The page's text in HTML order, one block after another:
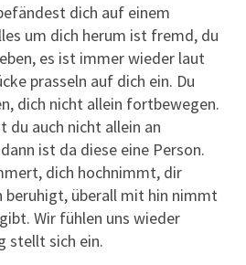
dich auf einem
um dich herum ist fremd, du
es ist immer wieder laut
prasseln auf dich ein. Du
dich nicht allein fortbewegen.
du auch nicht allein an
ist da diese eine Person.
dich hochnimmt, dir
beruhigt, überall mit hin nimmt
Wir fühlen uns wieder
stellt sich ein.